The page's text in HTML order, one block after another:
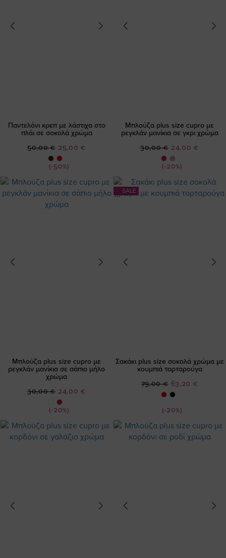
Παντελόνι κρεπ με λάστιχα στο
πλάι σε σοκολά χρώμα
(-50%)
Ειδική
Τιμή
25,00 €
50,00 €
Μπλούζα plus size cupro με
ρεγκλάν μανίκια σε γκρι χρώμα
(-20%)
Ειδική
Τιμή
24,00 €
30,00 €
Μπλούζα plus size cupro με
ρεγκλάν μανίκια σε σάπιο μήλο
χρώμα
(-20%)
Ειδική
Τιμή
24,00 €
30,00 €
SALE
Σακάκι plus size σοκολά χρώμα με
κουμπιά ταρταρούγα
(-20%)
Ειδική
Τιμή
63,20 €
79,00 €